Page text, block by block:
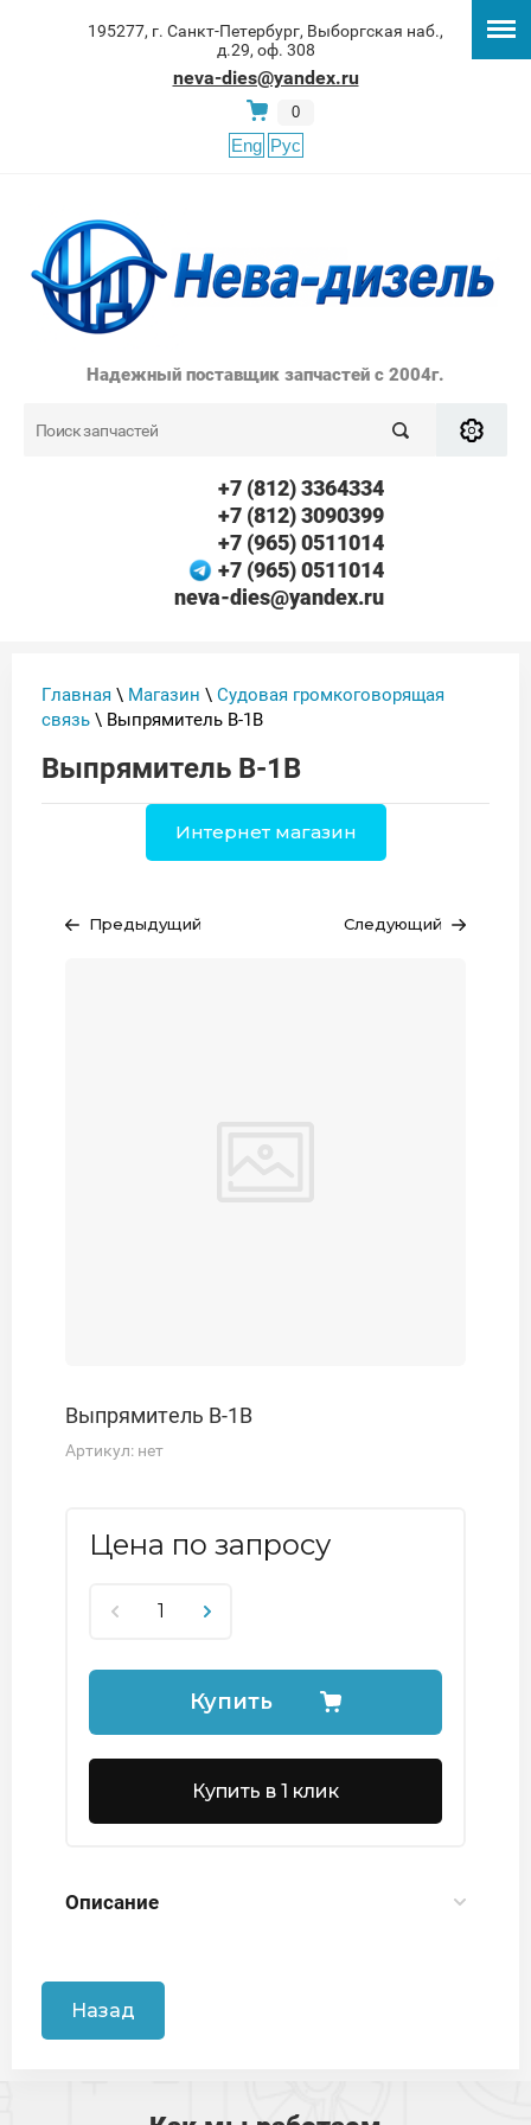
195277, г. Санкт-Петербург, Выборгская наб.,
д.29, оф. 308
neva-dies@yandex.ru
0
Eng Рус
Надежный поставщик запчастей с 2004г.
+7 (812) 3364334
+7 (812) 3090399
+7 (965) 0511014
+7 (965) 0511014
neva-dies@yandex.ru
Главная \ Магазин \ Судовая громкоговорящая
связь \ Выпрямитель В-1В
Выпрямитель В-1В
Интернет магазин
Предыдущий Следующий
Выпрямитель В-1В
Артикул: нет
Цена по запросу
Купить
Купить в 1 клик
Описание
Назад